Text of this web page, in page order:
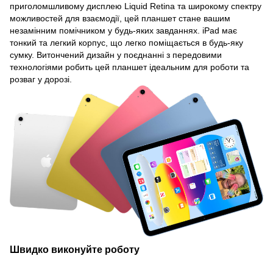
приголомшливому дисплею Liquid Retina та широкому спектру
можливостей для взаємодії, цей планшет стане вашим
незамінним помічником у будь-яких завданнях. iPad має
тонкий та легкий корпус, що легко поміщається в будь-яку
сумку. Витончений дизайн у поєднанні з передовими
технологіями робить цей планшет ідеальним для роботи та
розваг у дорозі.
Швидко виконуйте роботу